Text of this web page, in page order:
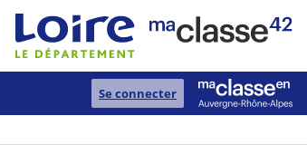
Se connecter